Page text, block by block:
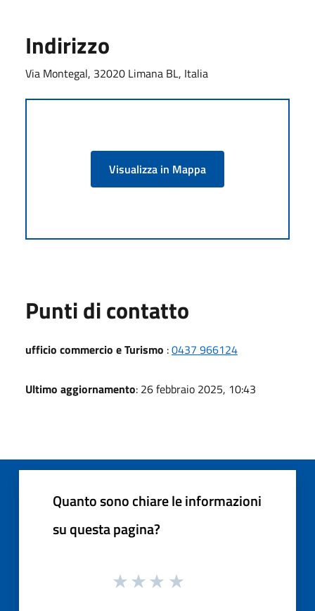
Indirizzo
Via Montegal, 32020 Limana BL, Italia
Visualizza in Mappa
Punti di contatto
ufficio commercio e Turismo :0437 966124
Ultimo aggiornamento: 26 febbraio 2025, 10:43
Quanto sono chiare le informazioni
su questa pagina?